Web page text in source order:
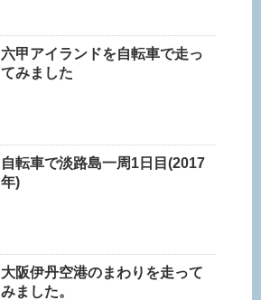
六甲アイランドを自転車で走っ
てみました
自転車で淡路島一周1日目(2017
年)
大阪伊丹空港のまわりを走って
みました。